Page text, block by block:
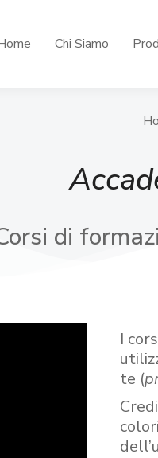
Chi Siamo
di
I
te (